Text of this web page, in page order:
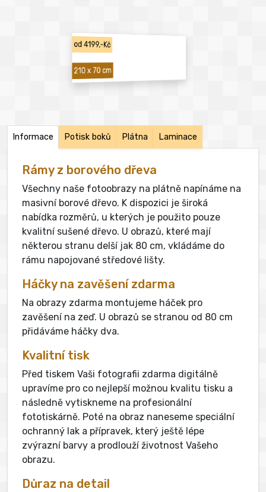
od 4199,-Kč
210 x 70 cm
Informace Potisk boků Plátna Laminace
Rámy z borového dřeva
Všechny naše fotoobrazy na plátně napínáme na
masivní borové dřevo. K dispozici je široká
nabídka rozměrů, u kterých je použito pouze
kvalitní sušené dřevo. U obrazů, které mají
některou stranu delší jak 80 cm, vkládáme do
rámu napojované středové lišty.
Háčky na zavěšení zdarma
Na obrazy zdarma montujeme háček pro
zavěšení na zeď. U obrazů se stranou od 80 cm
přidáváme háčky dva.
Kvalitní tisk
Před tiskem Vaši fotografii zdarma digitálně
upravíme pro co nejlepší možnou kvalitu tisku a
následně vytiskneme na profesionální
fototiskárně. Poté na obraz naneseme speciální
ochranný lak a přípravek, který ještě lépe
zvýrazní barvy a prodlouží životnost Vašeho
obrazu.
Důraz na detail